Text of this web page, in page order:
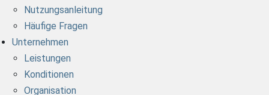
Nutzungsanleitung
Häufige Fragen
Unternehmen
Leistungen
Konditionen
Organisation